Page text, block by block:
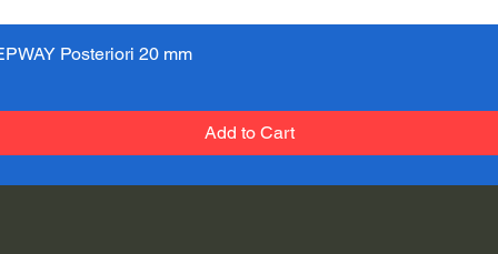
Posteriori 20 mm
Add to Cart